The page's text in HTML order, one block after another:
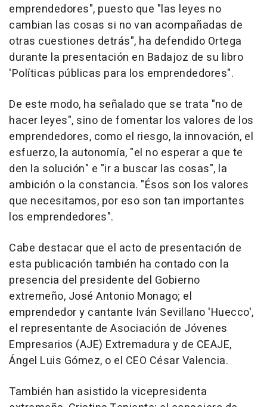
emprendedores", puesto que "las leyes no
cambian las cosas si no van acompañadas de
otras cuestiones detrás", ha defendido Ortega
durante la presentación en Badajoz de su libro
'Políticas públicas para los emprendedores".
De este modo, ha señalado que se trata "no de
hacer leyes", sino de fomentar los valores de los
emprendedores, como el riesgo, la innovación, el
esfuerzo, la autonomía, "el no esperar a que te
den la solución" e "ir a buscar las cosas", la
ambición o la constancia. "Ésos son los valores
que necesitamos, por eso son tan importantes
los emprendedores".
Cabe destacar que el acto de presentación de
esta publicación también ha contado con la
presencia del presidente del Gobierno
extremeño, José Antonio Monago; el
emprendedor y cantante Iván Sevillano 'Huecco',
el representante de Asociación de Jóvenes
Empresarios (AJE) Extremadura y de CEAJE,
Ángel Luis Gómez, o el CEO César Valencia.
También han asistido la vicepresidenta